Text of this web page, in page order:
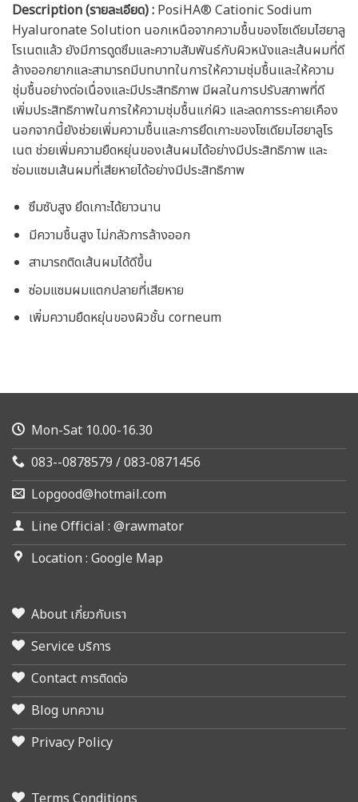
Description (รายละเอียด): PosiHA® Cationic Sodium
Hyaluronate Solution นอกเหนือจากความชื้นของโซเดียมไฮยาลู
โรเนตแล้ว ยังมีการดูดซึมและความสัมพันธ์กับผิวหนังและเส้นผมที่ดี
ล้างออกยากและสามารถมีบทบาทในการให้ความชุ่มชื้นและให้ความ
ชุ่มชื้นอย่างต่อเนื่องและมีประสิทธิภาพ มีผลในการปรับสภาพที่ดี
เพิ่มประสิทธิภาพในการให้ความชุ่มชื้นแก่ผิว และลดการระคายเคือง
นอกจากนี้ยังช่วยเพิ่มความชื้นและการยึดเกาะของโซเดียมไฮยาลูโร
เนต ช่วยเพิ่มความยืดหยุ่นของเส้นผมได้อย่างมีประสิทธิภาพ และ
ซ่อมแซมเส้นผมที่เสียหายได้อย่างมีประสิทธิภาพ
ซึมซับสูง ยึดเกาะได้ยาวนาน
มีความชื้นสูง ไม่กลัวการล้างออก
สามารถติดเส้นผมได้ดีขึ้น
ซ่อมแซมผมแตกปลายที่เสียหาย
เพิ่มความยืดหยุ่นของผิวชั้น corneum
Mon-Sat 10.00-16.30
083--0878579 / 083-0871456
Lopgood@hotmail.com
Line Official : @rawmator
Location : Google Map
About เกี่ยวกับเรา
Service บริการ
Contact การติดต่อ
Blog บทความ
Privacy Policy